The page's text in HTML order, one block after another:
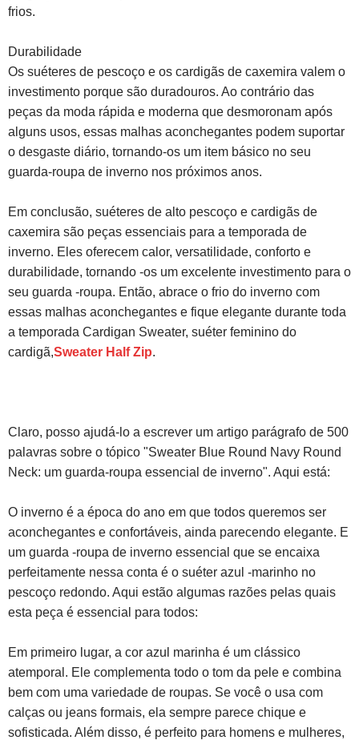
frios.
Durabilidade
Os suéteres de pescoço e os cardigãs de caxemira valem o
investimento porque são duradouros. Ao contrário das
peças da moda rápida e moderna que desmoronam após
alguns usos, essas malhas aconchegantes podem suportar
o desgaste diário, tornando-os um item básico no seu
guarda-roupa de inverno nos próximos anos.
Em conclusão, suéteres de alto pescoço e cardigãs de
caxemira são peças essenciais para a temporada de
inverno. Eles oferecem calor, versatilidade, conforto e
durabilidade, tornando -os um excelente investimento para o
seu guarda -roupa. Então, abrace o frio do inverno com
essas malhas aconchegantes e fique elegante durante toda
a temporada Cardigan Sweater, suéter feminino do
cardigã,Sweater Half Zip.
Claro, posso ajudá-lo a escrever um artigo parágrafo de 500
palavras sobre o tópico "Sweater Blue Round Navy Round
Neck: um guarda-roupa essencial de inverno". Aqui está:
O inverno é a época do ano em que todos queremos ser
aconchegantes e confortáveis, ainda parecendo elegante. E
um guarda -roupa de inverno essencial que se encaixa
perfeitamente nessa conta é o suéter azul -marinho no
pescoço redondo. Aqui estão algumas razões pelas quais
esta peça é essencial para todos:
Em primeiro lugar, a cor azul marinha é um clássico
atemporal. Ele complementa todo o tom da pele e combina
bem com uma variedade de roupas. Se você o usa com
calças ou jeans formais, ela sempre parece chique e
sofisticada. Além disso, é perfeito para homens e mulheres,